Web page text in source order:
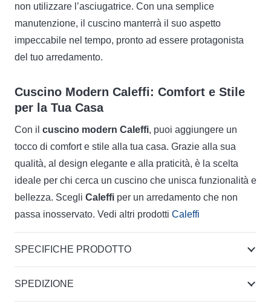
non utilizzare l’asciugatrice. Con una semplice
manutenzione, il cuscino manterrà il suo aspetto
impeccabile nel tempo, pronto ad essere protagonista
del tuo arredamento.
Cuscino Modern Caleffi: Comfort e Stile
per la Tua Casa
Con il cuscino modern Caleffi, puoi aggiungere un
tocco di comfort e stile alla tua casa. Grazie alla sua
qualità, al design elegante e alla praticità, è la scelta
ideale per chi cerca un cuscino che unisca funzionalità e
bellezza. Scegli Caleffi per un arredamento che non
passa inosservato. Vedi altri prodotti Caleffi
SPECIFICHE PRODOTTO
SPEDIZIONE